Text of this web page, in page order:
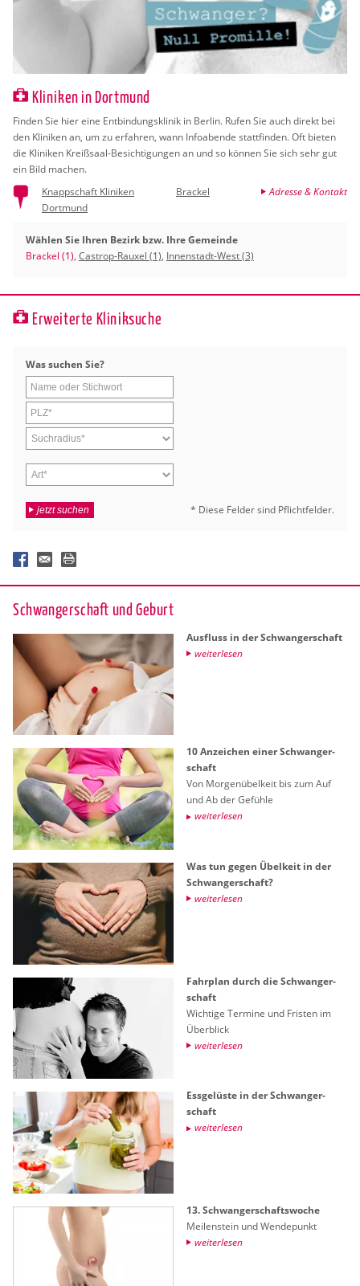
Kliniken in Dortmund
Fin­den Sie hier eine Ent­bin­dungs­kli­nik in Ber­lin. Rufen Sie auch di­rekt bei
den Kli­ni­ken an, um zu er­fah­ren, wann In­fo­aben­de statt­fin­den. Oft bie­ten
die Kli­ni­ken Kreiß­saal-Be­sich­ti­gun­gen an und so kön­nen Sie sich sehr gut
ein Bild ma­chen.
Knappschaft Kliniken
Dortmund
Brackel Adresse & Kontakt
Wählen Sie Ihren Bezirk bzw. Ihre Gemeinde
Brackel (1), Castrop-Rauxel (1), Innenstadt-West (3)
Erweiterte Kliniksuche
Was su­chen Sie?
jetzt suchen * Diese Fel­der sind Pflicht­fel­der.
Schwan­ger­schaft und Ge­burt
Aus­fluss in der Schwan­ger­schaft
wei­ter­le­sen
10 An­zei­chen einer Schwan­ger­
schaft
Von Mor­gen­übel­keit bis zum Auf
und Ab der Ge­füh­le
wei­ter­le­sen
Was tun gegen Übel­keit in der
Schwan­ger­schaft?
wei­ter­le­sen
Fahr­plan durch die Schwan­ger­
schaft
Wich­ti­ge Ter­mi­ne und Fris­ten im
Über­blick
wei­ter­le­sen
Ess­ge­lüs­te in der Schwan­ger­
schaft
wei­ter­le­sen
13. Schwan­ger­schafts­wo­che
Mei­len­stein und Wen­de­punkt
wei­ter­le­sen